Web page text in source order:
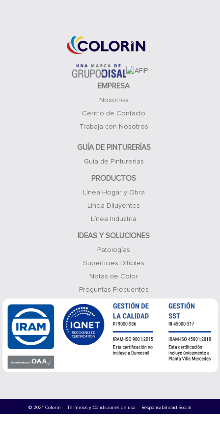
EMPRESA
Nosotros
Centro de Contacto
Trabaja con Nosotros
GUÍA DE PINTURERÍAS
Guía de Pinturerías
PRODUCTOS
Línea Hogar y Obra
Línea Diluyentes
Línea Industria
IDEAS Y SOLUCIONES
Patologías
Superficies Difíciles
Notas de Color
Preguntas Frecuentes
© 2021 Colorin Términos y Condiciones de uso Responsabilidad Social